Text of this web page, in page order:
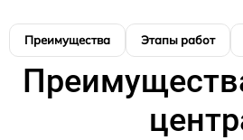
Преимущества Этапы работ